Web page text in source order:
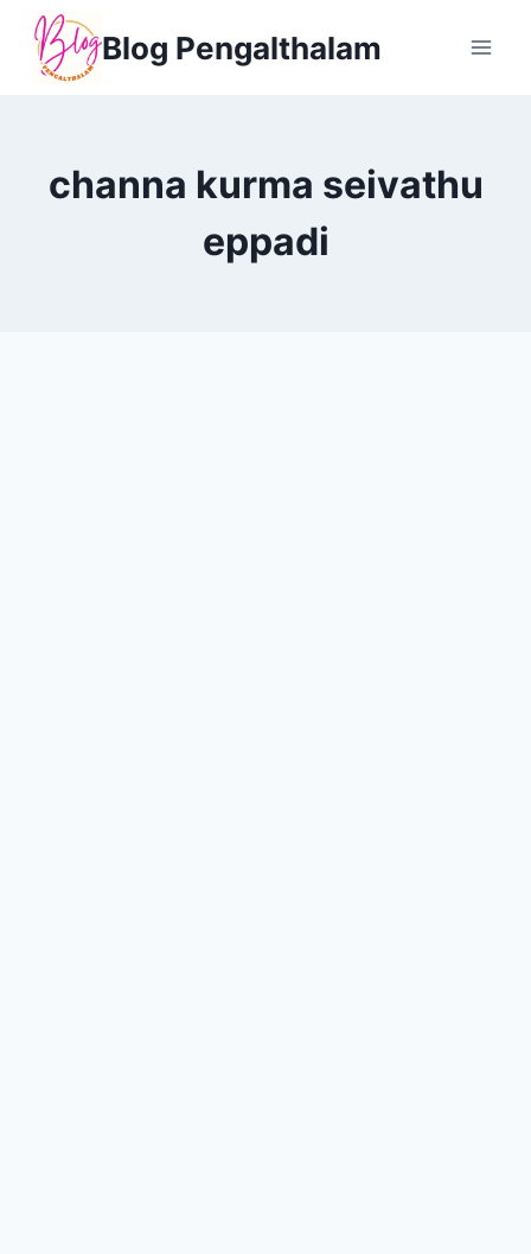
Skip
content
Blog Pengalthalam
channa kurma seivathu
eppadi